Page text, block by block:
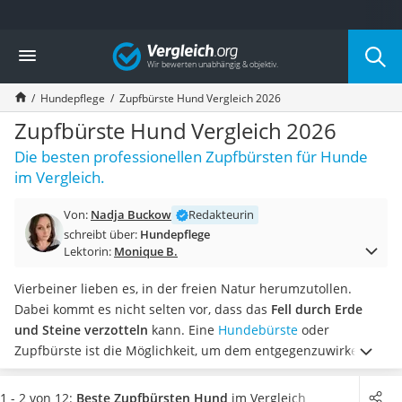
Die beliebtesten Vergleiche nach Kategorie
Drogerie
Inhalator
Haarschneider
Rollator
Braun Rasierer
Katzenklappe (Chip)
Rasierer
Massagepistole
Epilierer
Eiweißpulver
Magnesiumpräparat
Katzenklappe
Nackenmassagegerät
Zeckenschutz Katze
leichter Haartrockner
Vergleich
Hundepflege Zupfbürste Hund Vergleich 2026
Zupfbürste Hund Vergleich 2026
Die besten professionellen Zupfbürsten für Hunde
im Vergleich.
Von: Nadja Buckow
Redakteurin
schreibt über: Hundepflege
Lektorin: Monique B.
Vierbeiner lieben es, in der freien Natur herumzutollen.
Dabei kommt es nicht selten vor, dass das Fell durch Erde
und Steine verzotteln kann. Eine Hundebürste oder
Zupfbürste ist die Möglichkeit, um dem entgegenzuwirken.
Mit den kräftigen Borsten können auch die hartnäckigsten
Verfilzungen des Fells problemlos herausgebürstet werden,
1 - 2 von 12: Beste Zupfbürsten Hund im Vergleich